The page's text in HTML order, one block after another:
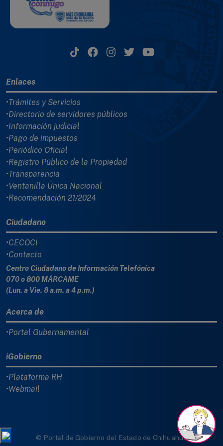
Enlaces
•Trámites y Servicios
•Directorio de servidores públicos
•Información judicial
•Pago de impuestos
•Periódico Oficial
•Registro Público de la Propiedad
•Transparencia
•Ventanilla Única Nacional
•Recomendación 21/2024
Ciudadano
•CECOCI
•Contacto
Centro Ciudadano de Información Telefónica
070 o 800 MÁRCAME
(Lun. a Vie. 8 a.m. a 4 p.m.)
Acerca de
•Portal Gubernamental
iGobierno
•Plataforma RH
•Webmail
© Portal de Gobierno del Estado de Chihuahua